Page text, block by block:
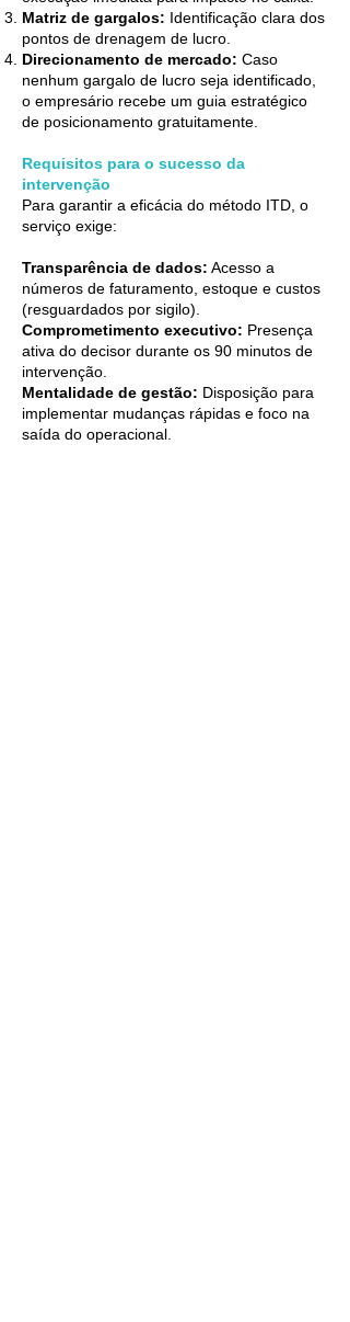
Matriz de gargalos: Identificação clara dos
pontos de drenagem de lucro.
Direcionamento de mercado: Caso
nenhum gargalo de lucro seja identificado,
o empresário recebe um guia estratégico
de posicionamento gratuitamente.
Requisitos para o sucesso da
intervenção
Para garantir a eficácia do método ITD, o
serviço exige:
Transparência de dados: Acesso a
números de faturamento, estoque e custos
(resguardados por sigilo).
Comprometimento executivo: Presença
ativa do decisor durante os 90 minutos de
intervenção.
Mentalidade de gestão: Disposição para
implementar mudanças rápidas e foco na
saída do operacional.